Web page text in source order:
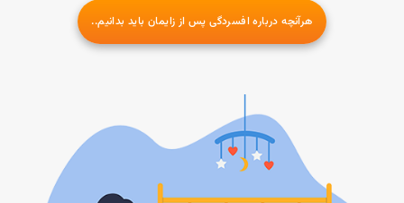
هرآنچه درباره افسردگی پس از زایمان باید بدانیم..